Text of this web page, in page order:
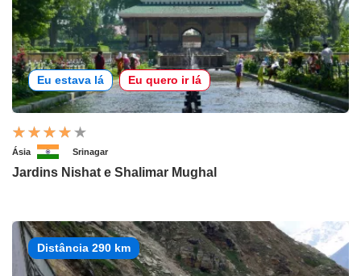
Eu estava lá Eu quero ir lá
Ásia Srinagar
Jardins Nishat e Shalimar Mughal
Distância 290 km